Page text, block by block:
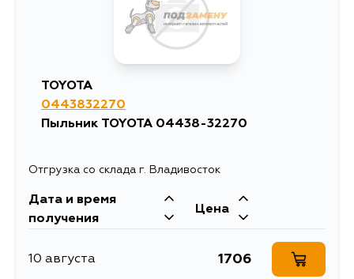
807
807
TOYOTA
0443832270
Пыльник TOYOTA 04438-32270
Отгрузка со склада г. Владивосток
Дата и время
получения
Цена
10 августа 1706